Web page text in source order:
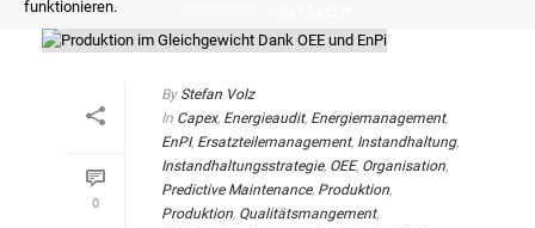
0
By Stefan Volz
In Capex, Energieaudit, Energiemanagement,
EnPI, Ersatzteilemanagement, Instandhaltung,
Instandhaltungsstrategie, OEE, Organisation,
Predictive Maintenance, Produktion,
Produktion, Qualitätsmangement,